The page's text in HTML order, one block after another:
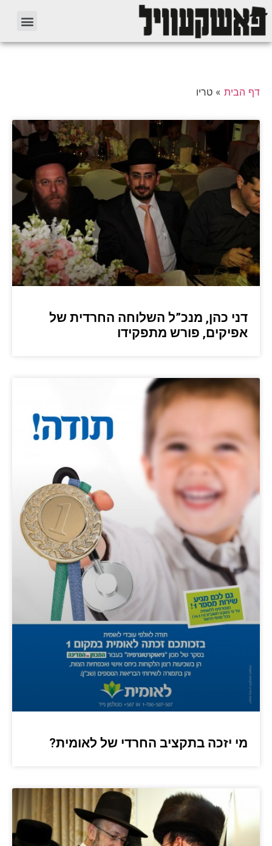
דף הבית » טריו
דני כהן, מנכ”ל השלוחה החרדית של
אפיקים, פורש מתפקידו
מי יזכה בתקציב החרדי של לאומית?